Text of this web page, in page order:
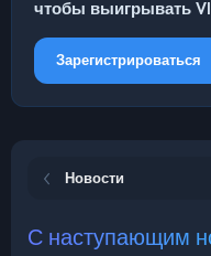
чтобы выигрывать
Зарегистрироваться
Новости
С наступающим